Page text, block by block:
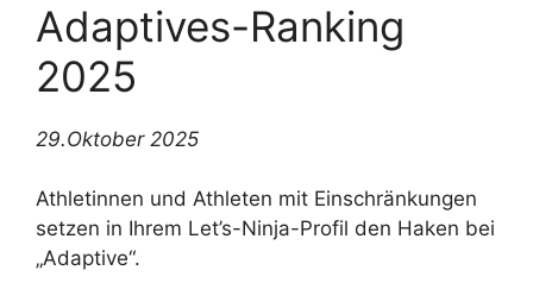
Adaptives-Ranking
2025
29.Oktober 2025
Athletinnen und Athleten mit Einschränkungen
setzen in Ihrem Let’s-Ninja-Profil den Haken bei
„Adaptive“.